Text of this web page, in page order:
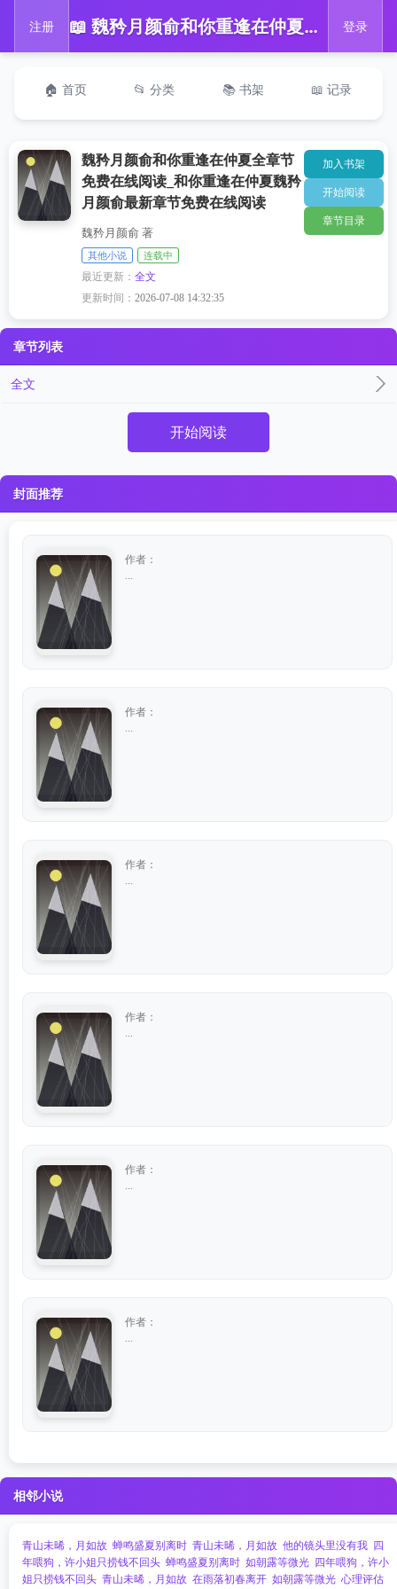
注册 📖 魏矜月颜俞和你重逢在仲夏全章节免费在线阅读_和你重逢在仲夏魏矜月颜俞最新章节免费在线阅读 登录
🏠 首页 📂 分类 📚 书架 📖 记录
魏矜月颜俞和你重逢在仲夏全章节
免费在线阅读_和你重逢在仲夏魏矜
月颜俞最新章节免费在线阅读
魏矜月颜俞 著
其他小说 连载中
最近更新：全文
更新时间：2026-07-08 14:32:35
加入书架
开始阅读
章节目录
章节列表
全文
开始阅读
封面推荐
作者：
作者：
作者：
作者：
作者：
作者：
相邻小说
青山未晞，月如故 蝉鸣盛夏别离时 青山未晞，月如故 他的镜头里没有我 四
年喂狗，许小姐只捞钱不回头 蝉鸣盛夏别离时 如朝露等微光 四年喂狗，许小
姐只捞钱不回头 青山未晞，月如故 在雨落初春离开 如朝露等微光 心理评估